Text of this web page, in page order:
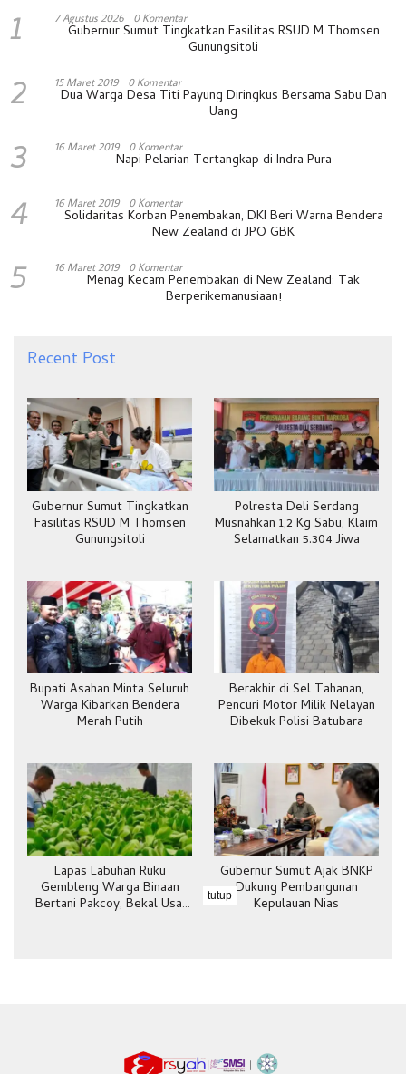
1 7 Agustus 2026 0 Komentar
Gubernur Sumut Tingkatkan Fasilitas RSUD M Thomsen
Gunungsitoli
2 15 Maret 2019 0 Komentar
Dua Warga Desa Titi Payung Diringkus Bersama Sabu Dan
Uang
3 16 Maret 2019 0 Komentar
Napi Pelarian Tertangkap di Indra Pura
4 16 Maret 2019 0 Komentar
Solidaritas Korban Penembakan, DKI Beri Warna Bendera
New Zealand di JPO GBK
5 16 Maret 2019 0 Komentar
Menag Kecam Penembakan di New Zealand: Tak
Berperikemanusiaan!
Recent Post
Gubernur Sumut Tingkatkan
Fasilitas RSUD M Thomsen
Gunungsitoli
Polresta Deli Serdang
Musnahkan 1,2 Kg Sabu, Klaim
Selamatkan 5.304 Jiwa
Bupati Asahan Minta Seluruh
Warga Kibarkan Bendera
Merah Putih
Berakhir di Sel Tahanan,
Pencuri Motor Milik Nelayan
Dibekuk Polisi Batubara
Lapas Labuhan Ruku
Gembleng Warga Binaan
Bertani Pakcoy, Bekal Usai
Gubernur Sumut Ajak BNKP
Dukung Pembangunan
Kepulauan Nias
tutup